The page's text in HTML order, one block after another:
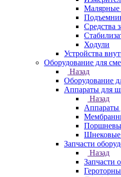
Средства
Ходули
Устройства
Оборудование для
Назад
Оборудование
Аппараты для
Назад
Аппараты
Запчасти
Назад
Запчасти